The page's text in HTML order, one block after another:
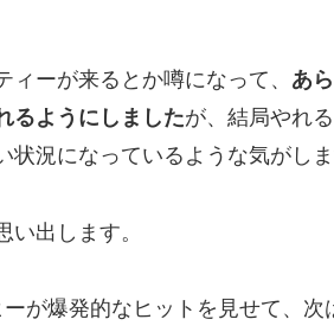
ーが来るとか噂になって、 あ
るようにしましたが、結局やれ
状況になっているような気がしま
出します。
が爆発的なヒットを見せて、次